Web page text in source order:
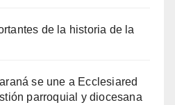
de la historia de la
se une a Ecclesiared
parroquial y diocesana